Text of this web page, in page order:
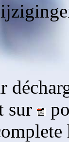
sur